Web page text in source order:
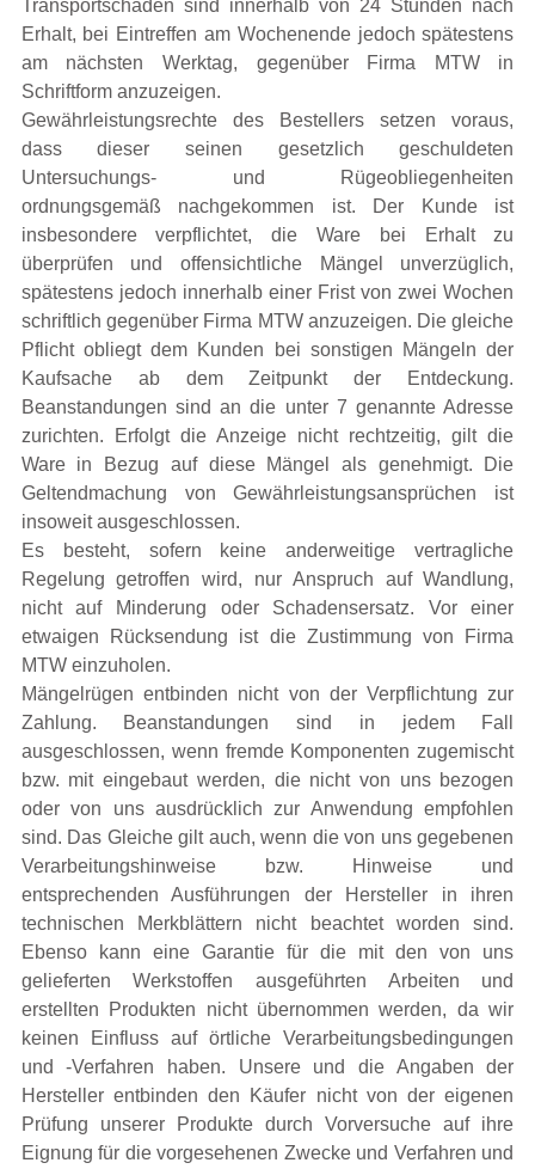
Transportschäden sind innerhalb von 24 Stunden nach
Erhalt, bei Eintreffen am Wochenende jedoch spätestens
am nächsten Werktag, gegenüber Firma MTW in
Schriftform anzuzeigen.
Gewährleistungsrechte des Bestellers setzen voraus,
dass dieser seinen gesetzlich geschuldeten
Untersuchungs- und Rügeobliegenheiten
ordnungsgemäß nachgekommen ist. Der Kunde ist
insbesondere verpflichtet, die Ware bei Erhalt zu
überprüfen und offensichtliche Mängel unverzüglich,
spätestens jedoch innerhalb einer Frist von zwei Wochen
schriftlich gegenüber Firma MTW anzuzeigen. Die gleiche
Pflicht obliegt dem Kunden bei sonstigen Mängeln der
Kaufsache ab dem Zeitpunkt der Entdeckung.
Beanstandungen sind an die unter 7 genannte Adresse
zurichten. Erfolgt die Anzeige nicht rechtzeitig, gilt die
Ware in Bezug auf diese Mängel als genehmigt. Die
Geltendmachung von Gewährleistungsansprüchen ist
insoweit ausgeschlossen.
Es besteht, sofern keine anderweitige vertragliche
Regelung getroffen wird, nur Anspruch auf Wandlung,
nicht auf Minderung oder Schadensersatz. Vor einer
etwaigen Rücksendung ist die Zustimmung von Firma
MTW einzuholen.
Mängelrügen entbinden nicht von der Verpflichtung zur
Zahlung. Beanstandungen sind in jedem Fall
ausgeschlossen, wenn fremde Komponenten zugemischt
bzw. mit eingebaut werden, die nicht von uns bezogen
oder von uns ausdrücklich zur Anwendung empfohlen
sind. Das Gleiche gilt auch, wenn die von uns gegebenen
Verarbeitungshinweise bzw. Hinweise und
entsprechenden Ausführungen der Hersteller in ihren
technischen Merkblättern nicht beachtet worden sind.
Ebenso kann eine Garantie für die mit den von uns
gelieferten Werkstoffen ausgeführten Arbeiten und
erstellten Produkten nicht übernommen werden, da wir
keinen Einfluss auf örtliche Verarbeitungsbedingungen
und -Verfahren haben. Unsere und die Angaben der
Hersteller entbinden den Käufer nicht von der eigenen
Prüfung unserer Produkte durch Vorversuche auf ihre
Eignung für die vorgesehenen Zwecke und Verfahren und